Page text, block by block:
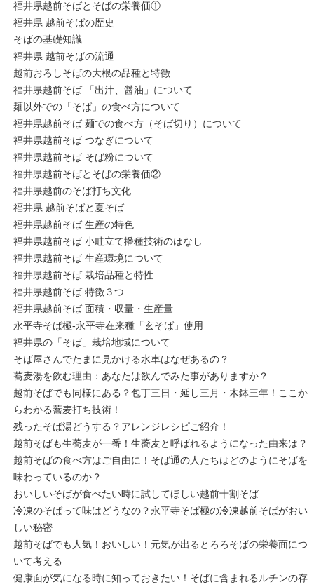
福井県越前そばとそばの栄養価①
福井県 越前そばの歴史
そばの基礎知識
福井県 越前そばの流通
越前おろしそばの大根の品種と特徴
福井県越前そば 「出汁、醤油」について
麺以外での「そば」の食べ方について
福井県越前そば 麺での食べ方（そば切り）について
福井県越前そば つなぎについて
福井県越前そば そば粉について
福井県越前そばとそばの栄養価②
福井県越前のそば打ち文化
福井県 越前そばと夏そば
福井県越前そば 生産の特色
福井県越前そば 小畦立て播種技術のはなし
福井県越前そば 生産環境について
福井県越前そば 栽培品種と特性
福井県越前そば 特徴３つ
福井県越前そば 面積・収量・生産量
永平寺そば極-永平寺在来種「玄そば」使用
福井県の「そば」栽培地域について
そば屋さんでたまに見かける水車はなぜあるの？
蕎麦湯を飲む理由：あなたは飲んでみた事がありますか？
越前そばでも同様にある？包丁三日・延し三月・木鉢三年！ここか
らわかる蕎麦打ち技術！
残ったそば湯どうする？アレンジレシピご紹介！
越前そばも生蕎麦が一番！生蕎麦と呼ばれるようになった由来は？
越前そばの食べ方はご自由に！そば通の人たちはどのようにそばを
味わっているのか？
おいしいそばが食べたい時に試してほしい越前十割そば
冷凍のそばって味はどうなの？永平寺そば極の冷凍越前そばがおい
しい秘密
越前そばでも人気！おいしい！元気が出るとろろそばの栄養面につ
いて考える
健康面が気になる時に知っておきたい！そばに含まれるルチンの存